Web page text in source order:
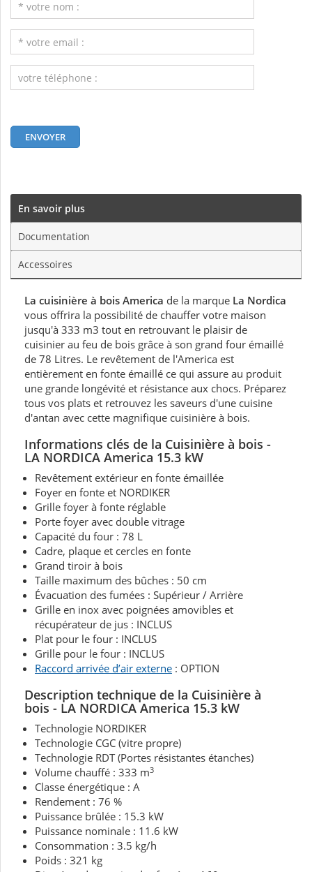
En savoir plus
Documentation
Accessoires
La cuisinière à bois America de la marque La Nordica
vous offrira la possibilité de chauffer votre maison
jusqu'à 333 m3 tout en retrouvant le plaisir de
cuisinier au feu de bois grâce à son grand four émaillé
de 78 Litres. Le revêtement de l'America est
entièrement en fonte émaillé ce qui assure au produit
une grande longévité et résistance aux chocs. Préparez
tous vos plats et retrouvez les saveurs d'une cuisine
d'antan avec cette magnifique cuisinière à bois.
Informations clés de la Cuisinière à bois -
LA NORDICA America 15.3 kW
Revêtement extérieur en fonte émaillée
Foyer en fonte et NORDIKER
Grille foyer à fonte réglable
Porte foyer avec double vitrage
Capacité du four : 78 L
Cadre, plaque et cercles en fonte
Grand tiroir à bois
Taille maximum des bûches : 50 cm
Évacuation des fumées : Supérieur / Arrière
Grille en inox avec poignées amovibles et
récupérateur de jus : INCLUS
Plat pour le four : INCLUS
Grille pour le four : INCLUS
Raccord arrivée d’air externe : OPTION
Description technique de la Cuisinière à
bois - LA NORDICA America 15.3 kW
Technologie NORDIKER
Technologie CGC (vitre propre)
Technologie RDT (Portes résistantes étanches)
Volume chauffé : 333 m3
Classe énergétique : A
Rendement : 76 %
Puissance brûlée : 15.3 kW
Puissance nominale : 11.6 kW
Consommation : 3.5 kg/h
Poids : 321 kg